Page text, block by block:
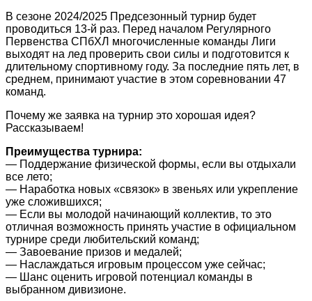
В сезоне 2024/2025 Предсезонный турнир будет
проводиться 13-й раз. Перед началом Регулярного
Первенства СПбХЛ многочисленные команды Лиги
выходят на лед проверить свои силы и подготовится к
длительному спортивному году. За последние пять лет, в
среднем, принимают участие в этом соревновании 47
команд.
Почему же заявка на турнир это хорошая идея?
Рассказываем!
Преимущества турнира:
— Поддержание физической формы, если вы отдыхали
все лето;
— Наработка новых «связок» в звеньях или укрепление
уже сложившихся;
— Если вы молодой начинающий коллектив, то это
отличная возможность принять участие в официальном
турнире среди любительский команд;
— Завоевание призов и медалей;
— Наслаждаться игровым процессом уже сейчас;
— Шанс оценить игровой потенциал команды в
выбранном дивизионе.